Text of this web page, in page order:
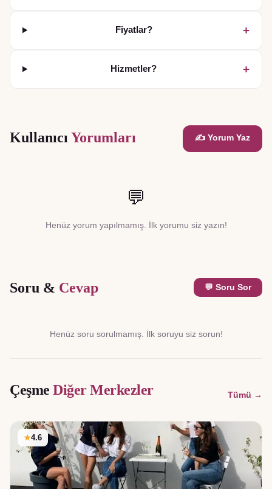
Fiyatlar? +
Hizmetler? +
Kullanıcı Yorumları ✍️ Yorum Yaz
💬
Henüz yorum yapılmamış. İlk yorumu siz yazın!
Soru & Cevap 💬 Soru Sor
Henüz soru sorulmamış. İlk soruyu siz sorun!
Çeşme Diğer Merkezler Tümü →
★4.6